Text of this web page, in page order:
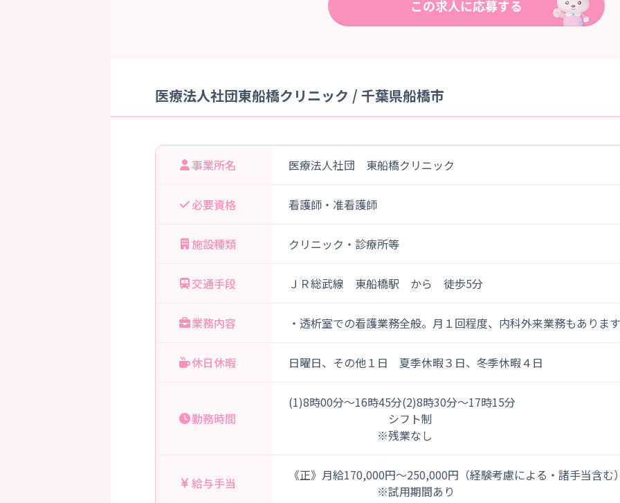
医療法人社団東船橋クリニック / 千葉県船橋市
事業所名 医療法人社団 東船橋クリニック
必要資格 看護師・准看護師
施設種類 クリニック・診療所等
交通手段 ＪＲ総武線 東船橋駅 から 徒歩5分
業務内容 ・透析室での看護業務全般。月１回程度、内科外来業務もありま
休日休暇 日曜日、その他１日 夏季休暇３日、冬季休暇４日
勤務時間
(1)8時00分～16時45分(2)8時30分～17時15分
シフト制
※残業なし
給与手当
《正》月給170,000円～250,000円（経験考慮による・諸手当含む
※試用期間あり